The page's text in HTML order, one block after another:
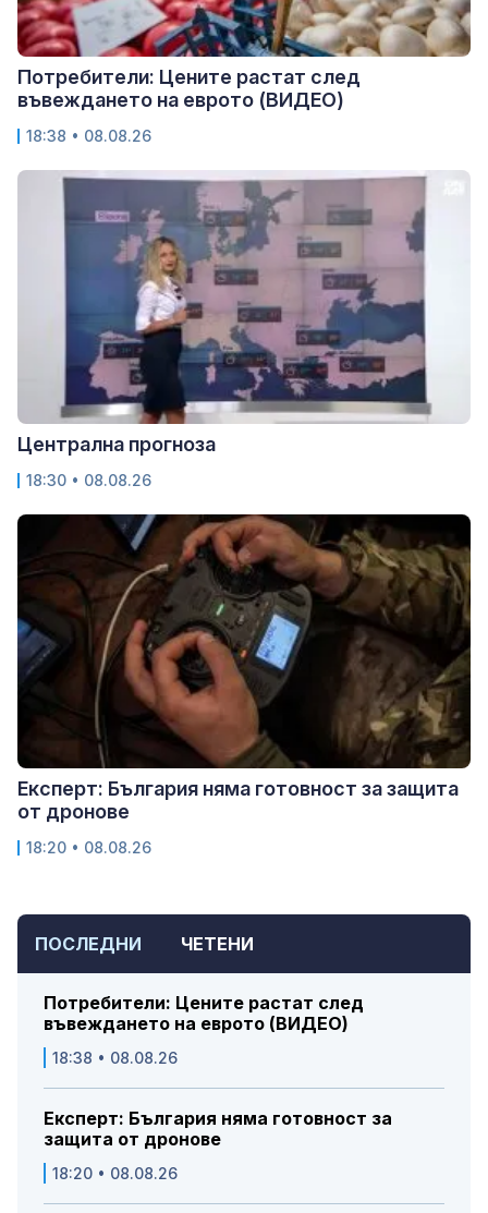
ПОСЛЕДНИ ЧЕТЕНИ
Потребители: Цените растат след
въвеждането на еврото (ВИДЕО)
18:38 • 08.08.26
Експерт: България няма готовност за
защита от дронове
18:20 • 08.08.26
Потребители: Цените растат след
въвеждането на еврото (ВИДЕО)
18:38 • 08.08.26
Централна прогноза
18:30 • 08.08.26
Експерт: България няма готовност за защита
от дронове
18:20 • 08.08.26